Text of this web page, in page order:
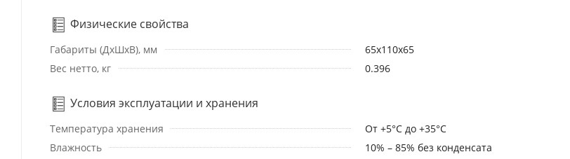
Физические свойства
Габариты (ДхШхВ), мм
65x110x65
Вес нетто, кг
0.396
Условия эксплуатации и хранения
Температура хранения
От +5°С до +35°С
Влажность
10% – 85% без конденсата